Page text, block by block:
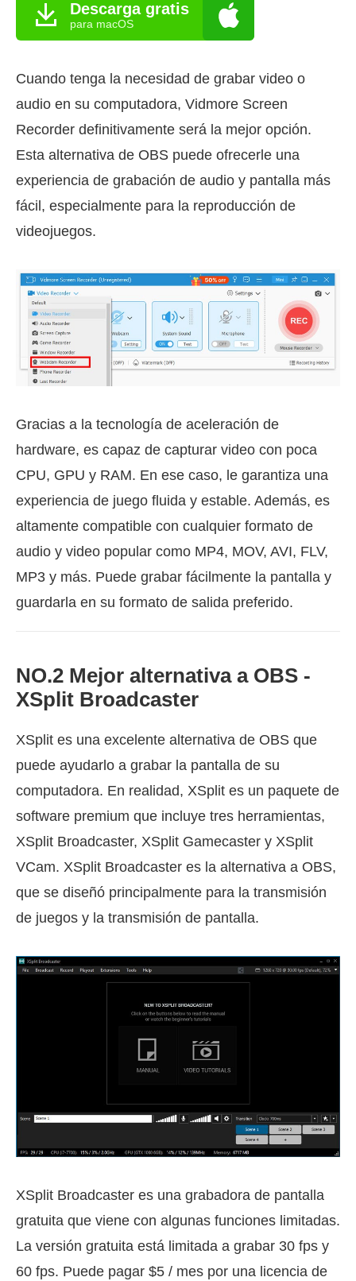
Descarga gratis
para macOS
Cuando tenga la necesidad de grabar video o
audio en su computadora, Vidmore Screen
Recorder definitivamente será la mejor opción.
Esta alternativa de OBS puede ofrecerle una
experiencia de grabación de audio y pantalla más
fácil, especialmente para la reproducción de
videojuegos.
Gracias a la tecnología de aceleración de
hardware, es capaz de capturar video con poca
CPU, GPU y RAM. En ese caso, le garantiza una
experiencia de juego fluida y estable. Además, es
altamente compatible con cualquier formato de
audio y video popular como MP4, MOV, AVI, FLV,
MP3 y más. Puede grabar fácilmente la pantalla y
guardarla en su formato de salida preferido.
NO.2 Mejor alternativa a OBS -
XSplit Broadcaster
XSplit es una excelente alternativa de OBS que
puede ayudarlo a grabar la pantalla de su
computadora. En realidad, XSplit es un paquete de
software premium que incluye tres herramientas,
XSplit Broadcaster, XSplit Gamecaster y XSplit
VCam. XSplit Broadcaster es la alternativa a OBS,
que se diseñó principalmente para la transmisión
de juegos y la transmisión de pantalla.
XSplit Broadcaster es una grabadora de pantalla
gratuita que viene con algunas funciones limitadas.
La versión gratuita está limitada a grabar 30 fps y
60 fps. Puede pagar $5 / mes por una licencia de